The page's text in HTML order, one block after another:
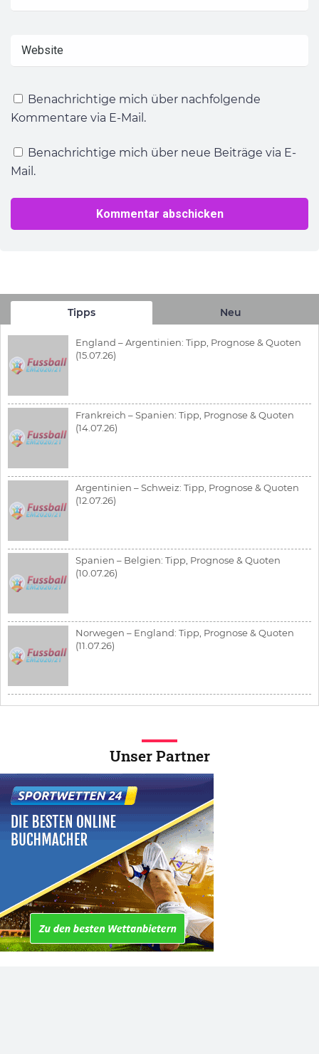
Benachrichtige mich über nachfolgende
Kommentare via E-Mail.
Benachrichtige mich über neue Beiträge via E-
Mail.
Tipps Neu
England – Argentinien: Tipp, Prognose & Quoten
(15.07.26)
Frankreich – Spanien: Tipp, Prognose & Quoten
(14.07.26)
Argentinien – Schweiz: Tipp, Prognose & Quoten
(12.07.26)
Spanien – Belgien: Tipp, Prognose & Quoten
(10.07.26)
Norwegen – England: Tipp, Prognose & Quoten
(11.07.26)
Unser Partner